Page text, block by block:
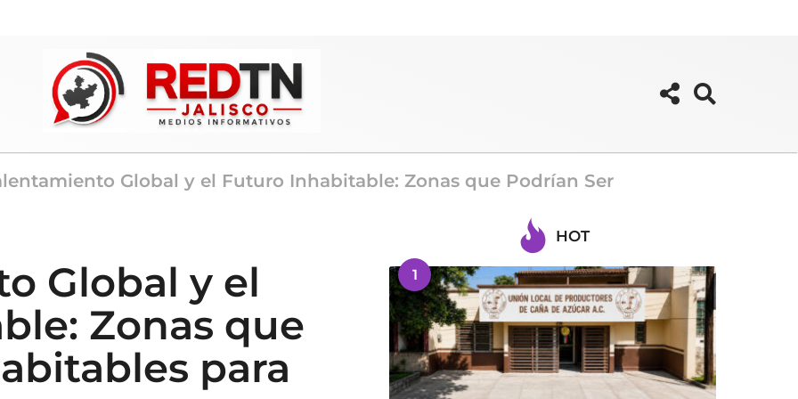
Global y el Futuro Inhabitable: Zonas que Podrían Ser
Global y el
Zonas que
para
HOT
1